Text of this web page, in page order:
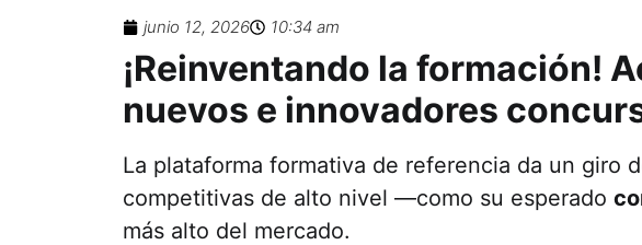
junio 12, 2026 10:34 am
¡Reinventando la formación!
nuevos e innovadores
La plataforma formativa de referencia da un giro
competitivas de alto nivel —como su esperado
más alto del mercado.